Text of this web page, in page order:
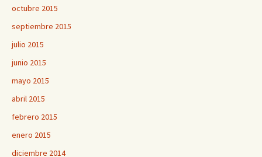
octubre 2015
septiembre 2015
julio 2015
junio 2015
mayo 2015
abril 2015
febrero 2015
enero 2015
diciembre 2014